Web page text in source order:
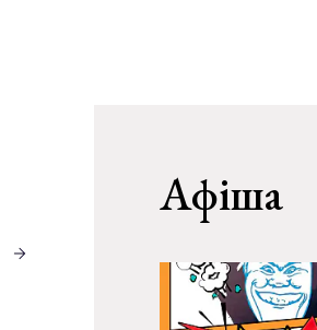
Афіша